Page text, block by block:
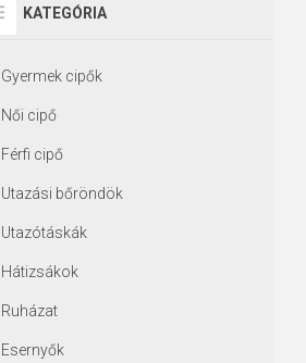
KATEGÓRIA
Gyermek cipők
Női cipő
Férfi cipő
Utazási bőröndök
Utazótáskák
Hátizsákok
Ruházat
Esernyők